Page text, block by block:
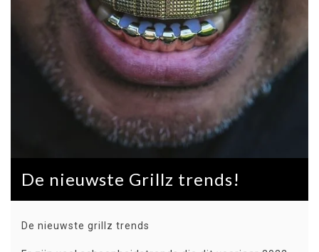
De nieuwste Grillz trends!
De nieuwste grillz trends